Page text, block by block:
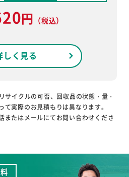
円 （税込）
しく見る
イクルの可否、回収品の状態・量・
実際のお見積もりは異なります。
またはメールにてお問い合わせくださ